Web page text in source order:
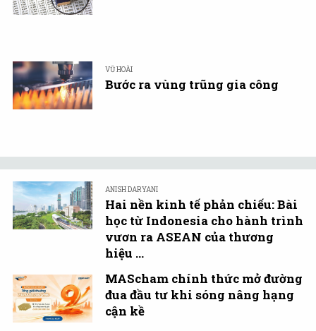
VŨ HOÀI
Bước ra vùng trũng gia công
ANISH DARYANI
Hai nền kinh tế phản chiếu: Bài
học từ Indonesia cho hành trình
vươn ra ASEAN của thương
hiệu ...
MAScham chính thức mở đường
đua đầu tư khi sóng nâng hạng
cận kề